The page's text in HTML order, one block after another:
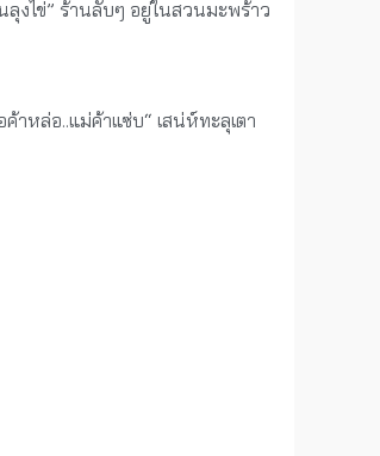
ลุงไข่” ร้านลับๆ อยู่ในสวนมะพร้าว
ค้าหล่อ..แม่ค้าแซ่บ“ เสน่ห์ทะลุเตา